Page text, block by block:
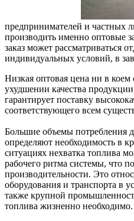
предпринимателей и частных
производить именно оптовые
заказ может рассматриваться
индивидуальных условий, в
Низкая оптовая цена ни в коем
ухудшении качества
гарантирует поставку
соответствующего всем
Большие объемы потребления
определяют необходимость в
ситуациях нехватка топлива
рабочего ритма системы, что
производительности. Это
оборудования и транспорта в
также крупной
топлива жизненно необходимо.